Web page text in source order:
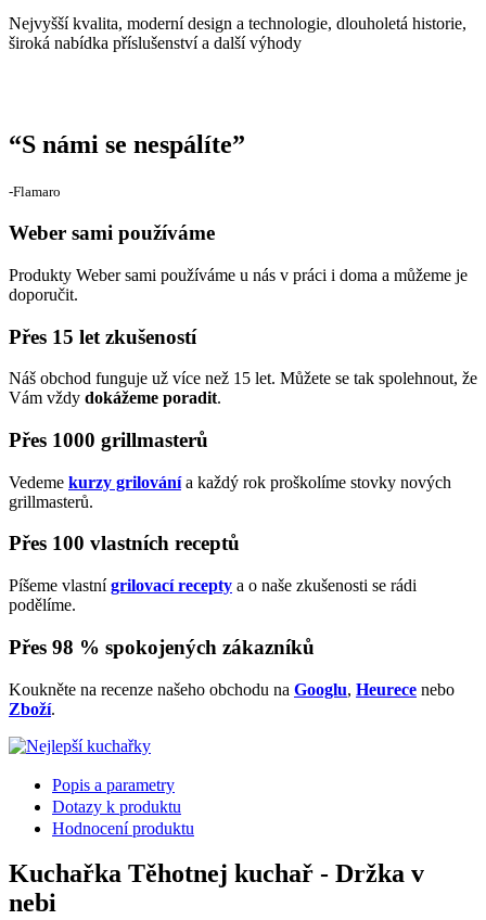
Nejvyšší kvalita, moderní design a technologie, dlouholetá historie,
široká nabídka příslušenství a další výhody
“S námi se nespálíte”
‐Flamaro
Weber sami používáme
Produkty Weber sami používáme u nás v práci i doma a můžeme je
doporučit.
Přes 15 let zkušeností
Náš obchod funguje už více než 15 let. Můžete se tak spolehnout, že
Vám vždy dokážeme poradit.
Přes 1000 grillmasterů
Vedeme kurzy grilovánía každý rok proškolíme stovky nových
grillmasterů.
Přes 100 vlastních receptů
Píšeme vlastnígrilovací recepty a o naše zkušenosti se rádi
podělíme.
Přes 98 % spokojených zákazníků
Koukněte na recenze našeho obchodu na Googlu, Heurece nebo
Zboží.
Popis a parametry
Dotazy k produktu
Hodnocení produktu
Kuchařka Těhotnej kuchař - Držka v
nebi